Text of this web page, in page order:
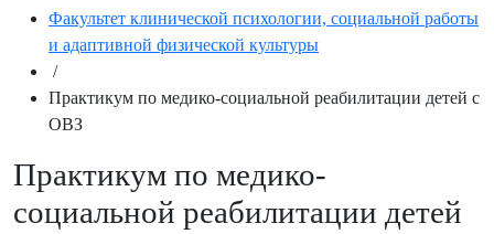
Факультет клинической психологии, социальной работы
и адаптивной физической культуры
/
Практикум по медико-социальной реабилитации детей с
ОВЗ
Практикум по медико-
социальной реабилитации детей